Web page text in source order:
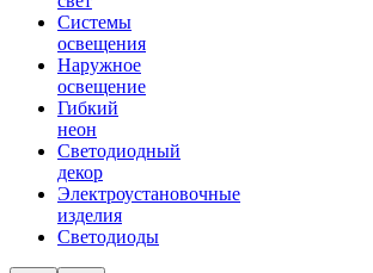
Системы
освещения
Наружное
освещение
Гибкий
неон
Светодиодный
декор
Электроустановочные
изделия
Светодиоды